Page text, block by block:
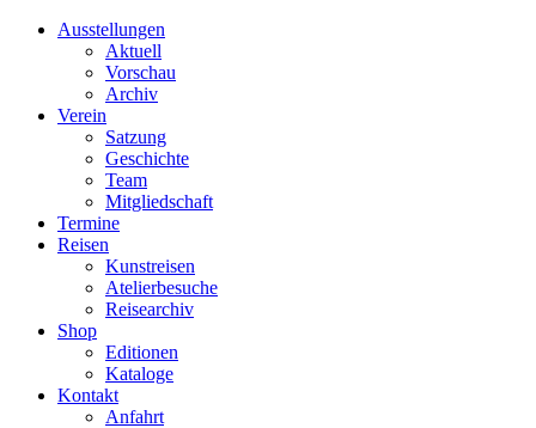
Ausstellungen
Aktuell
Vorschau
Archiv
Verein
Satzung
Geschichte
Team
Mitgliedschaft
Termine
Reisen
Kunstreisen
Atelierbesuche
Reisearchiv
Shop
Editionen
Kataloge
Kontakt
Anfahrt